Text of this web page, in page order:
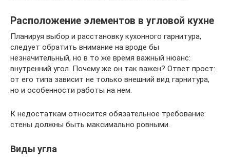
Расположение элементов в угловой кухне
Планируя выбор и расстановку кухонного гарнитура,
следует обратить внимание на вроде бы
незначительный, но в то же время важный нюанс:
внутренний угол. Почему же он так важен? Ответ прост:
от его типа зависит не только внешний вид гарнитура,
но и особенности работы на нем.
К недостаткам относится обязательное требование:
стены должны быть максимально ровными.
Виды угла